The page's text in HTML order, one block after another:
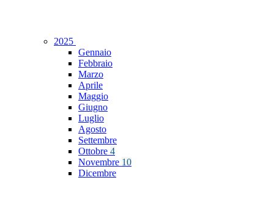
2025
Gennaio
Febbraio
Marzo
Aprile
Maggio
Giugno
Luglio
Agosto
Settembre
Ottobre 4
Novembre 10
Dicembre